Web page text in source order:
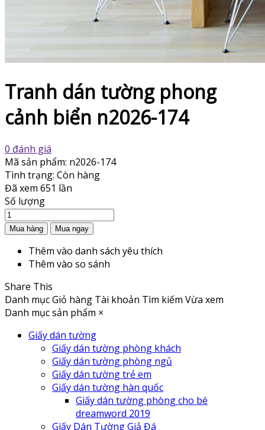
Tranh dán tường phong
cảnh biển n2026-174
0 đánh giá
Mã sản phẩm: n2026-174
Tình trạng: Còn hàng
Đã xem 651 lần
Số lượng
Thêm vào danh sách yêu thích
Thêm vào so sánh
Share This
Danh mụcGiỏ hàng Tài khoản Tìm kiếm Vừa xem
Danh mục sản phẩm ×
Giấy dán tường
Giấy dán tường phòng khách
Giấy dán tường phòng ngủ
Giấy dán tường trẻ em
Giấy dán tường hàn quốc
Giấy dán tường phòng cho bé
dreamword 2019
Giấy Dán Tường Giả Đá